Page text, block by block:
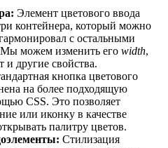
Элемент цветового ввода
контейнера, который можно
с остальными
можем изменить его width,
другие свойства.
кнопка цветового
на более подходящую
CSS. Это позволяет
или иконку в качестве
палитру цветов.
Стилизация